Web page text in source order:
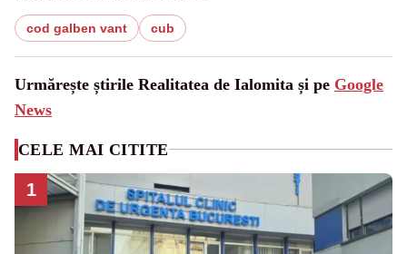
cod galben vant cub
Urmărește știrile Realitatea de Ialomita și pe Google
News
CELE MAI CITITE
1